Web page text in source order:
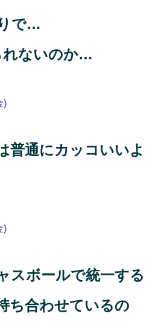
で…
れないのか…
)
普通にカッコいいよ
)
スボールで統一する
ち合わせているの